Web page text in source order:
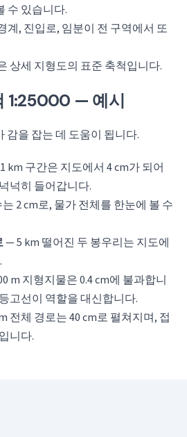
수 있습니다.
계, 진입로, 임분이 전 구역에서 또
상세 지형도의 표준 축척입니다.
1:25000 — 예시
감을 잡는 데 도움이 됩니다.
km 구간은 지도에서 4 cm가 되어
넉히 들어갑니다.
2 cm로, 물가 전체를 한눈에 볼 수
— 5 km 떨어진 두 봉우리는 지도에
m 지형지물은 0.4 cm에 불과합니
고선이 역할을 대신합니다.
전체 경로는 40 cm로 펼쳐지며, 접
니다.